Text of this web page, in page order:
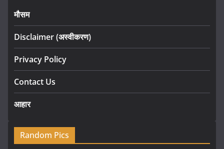
मौसम
Disclaimer (अस्वीकरण)
Privacy Policy
Contact Us
आहार
Random Pics